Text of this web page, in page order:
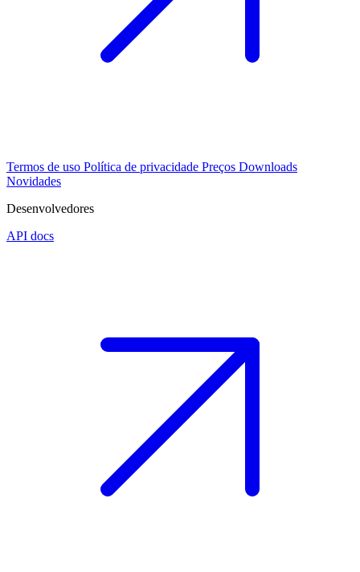
Termos de uso Política de privacidade Preços Downloads
Novidades
Desenvolvedores
API docs